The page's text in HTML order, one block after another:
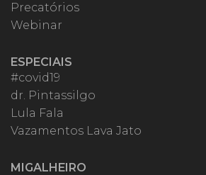
Precatórios
Webinar
ESPECIAIS
#covid19
dr. Pintassilgo
Lula Fala
Vazamentos Lava Jato
MIGALHEIRO